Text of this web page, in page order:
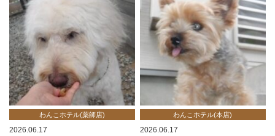
わんこホテル(薬師店)
2026.06.17
わんこホテル(本店)
2026.06.17